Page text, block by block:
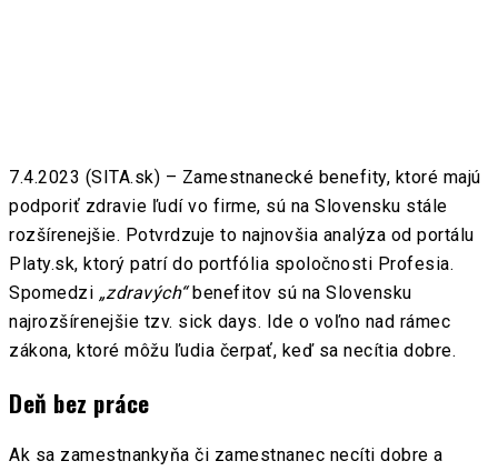
7.4.2023 (SITA.sk) – Zamestnanecké benefity, ktoré majú
podporiť zdravie ľudí vo firme, sú na Slovensku stále
rozšírenejšie. Potvrdzuje to najnovšia analýza od portálu
Platy.sk, ktorý patrí do portfólia spoločnosti Profesia.
Spomedzi „zdravých“benefitov sú na Slovensku
najrozšírenejšie tzv. sick days. Ide o voľno nad rámec
zákona, ktoré môžu ľudia čerpať, keď sa necítia dobre.
Deň bez práce
Ak sa zamestnankyňa či zamestnanec necíti dobre a